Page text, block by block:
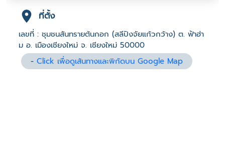
ที่ตั้ง
เลขที่ : ชุมชนสันทรายต้นกอก (สลีปิงจัยแก้วกว้าง) ต. ฟ้าฮ่า
ม อ. เมืองเชียงใหม่ จ. เชียงใหม่ 50000
-Click เพื่อดูเส้นทางและพิกัดบน Google Map